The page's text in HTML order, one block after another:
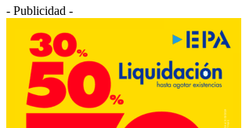
- Publicidad -